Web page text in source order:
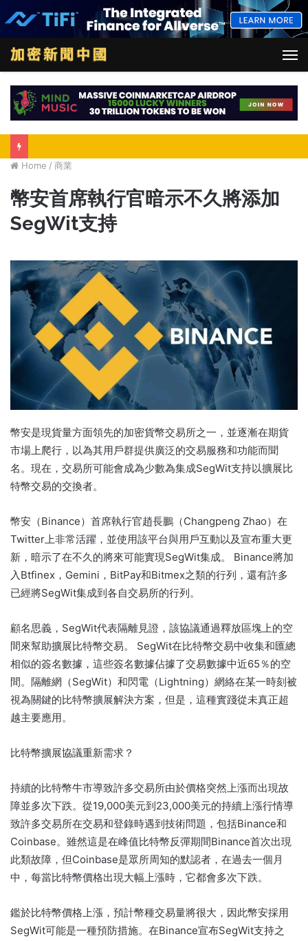
Home / 商業
幣安首席執行官暗示不久將添加
SegWit支持
幣安是現貨量方面領先的加密貨幣交易所之一，並逐漸在期貨
市場上爬行，以為其用戶群提供廣泛的交易服務和功能而聞
名。現在，交易所可能會成為少數為集成SegWit支持以擴展比
特幣交易的交換者。
幣安（Binance）首席執行官趙長鵬（Changpeng Zhao）在
Twitter上非常活躍，並使用該平台與用戶互動以及宣布重大更
新，暗示了在不久的將來可能實現SegWit集成。 Binance將加
入Btfinex，Gemini，BitPay和Bitmex之類的行列，還有許多
已經將SegWit集成到各自交易所的行列。
顧名思義，SegWit代表隔離見證，該協議通過釋放區塊上的空
間來幫助擴展比特幣交易。 SegWit在比特幣交易中收集和匯總
相似的簽名數據，這些簽名數據佔據了交易數據中近65％的空
間。隔離網（SegWit）和閃電（Lightning）網絡在某一時刻被
視為關鍵的比特幣擴展解決方案，但是，這種實踐從未真正超
越主要應用。
比特幣擴展協議重新需求？
持續的比特幣牛市導致許多交易所由於價格突然上漲而出現故
障並多次下跌。從19,000美元到23,000美元的持續上漲行情導
致許多交易所在交易和登錄時遇到技術問題，包括Binance和
Coinbase。雖然這是在峰值比特幣反彈期間Binance首次出現
此類故障，但Coinbase是眾所周知的默認者，在過去一個月
中，每當比特幣價格出現大幅上漲時，它都會多次下跌。
鑑於比特幣價格上漲，預計幣種交易量將很大，因此幣安採用
SegWit可能是一種預防措施。在Binance宣布SegWit支持之